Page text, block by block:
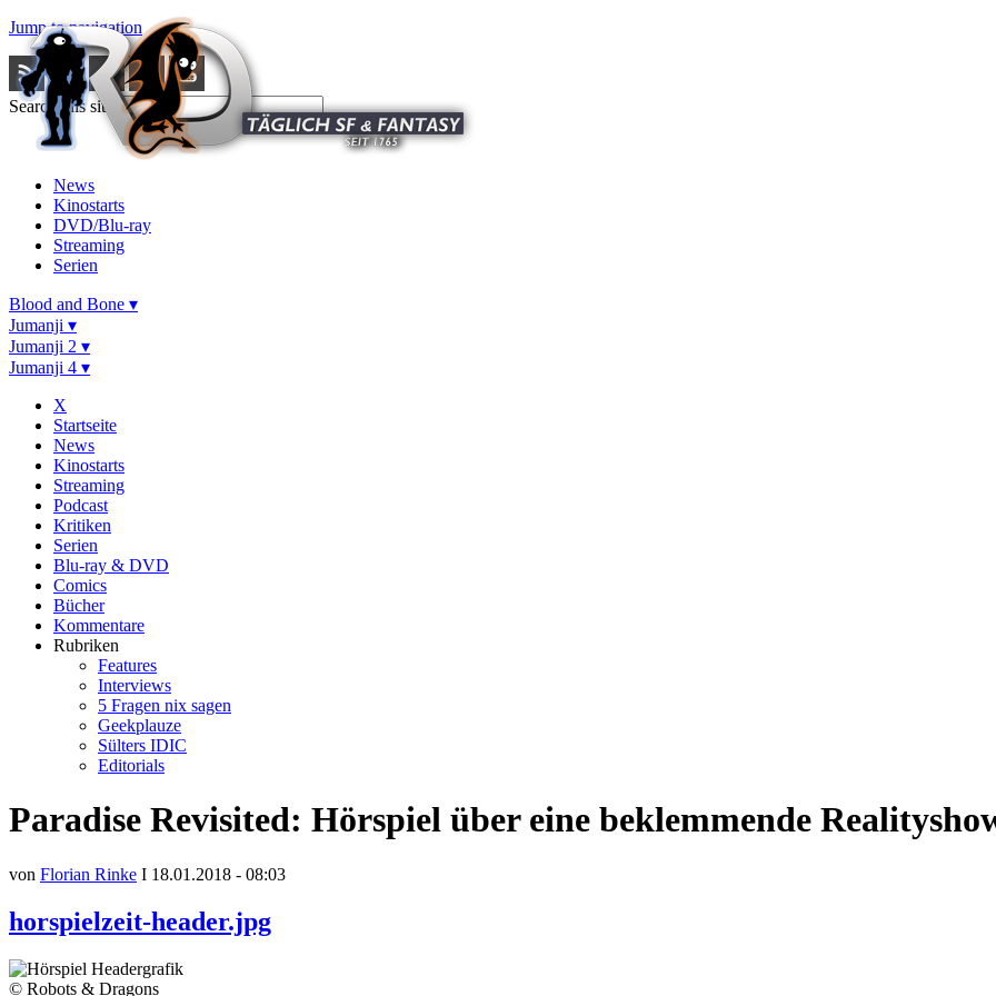
Jump to navigation
Search this site
News
Kinostarts
DVD/Blu-ray
Streaming
Serien
Blood and Bone ▾
Jumanji ▾
Jumanji 2 ▾
Jumanji 4 ▾
X
Startseite
News
Kinostarts
Streaming
Podcast
Kritiken
Serien
Blu-ray & DVD
Comics
Bücher
Kommentare
Rubriken
Features
Interviews
5 Fragen nix sagen
Geekplauze
Sülters IDIC
Editorials
Paradise Revisited: Hörspiel über eine beklemmende
von Florian Rinke I 18.01.2018 - 08:03
horspielzeit-header.jpg
© Robots & Dragons